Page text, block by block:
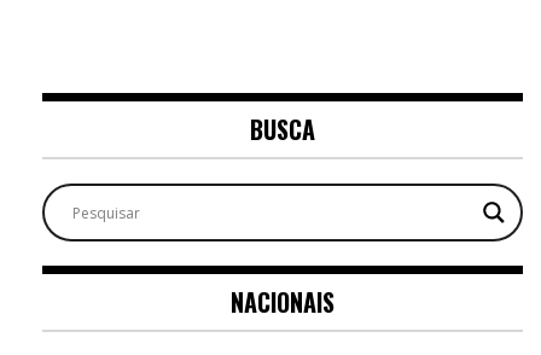
BUSCA
NACIONAIS